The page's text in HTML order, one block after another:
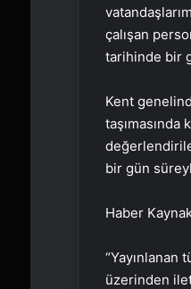
çalışan
tarihinde bir
Kent
bir gün
Haber
üzerinden